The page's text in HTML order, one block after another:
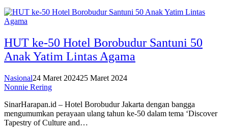
HUT ke-50 Hotel Borobudur Santuni 50
Anak Yatim Lintas Agama
Nasional24 Maret 202425 Maret 2024
Nonnie Rering
SinarHarapan.id – Hotel Borobudur Jakarta dengan bangga
mengumumkan perayaan ulang tahun ke-50 dalam tema ‘Discover
Tapestry of Culture and…